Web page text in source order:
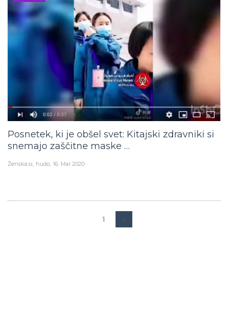
Posnetek, ki je obšel svet: Kitajski zdravniki si
snemajo zaščitne maske …
Ženska.si hudo 16. Mar 2020
1 2